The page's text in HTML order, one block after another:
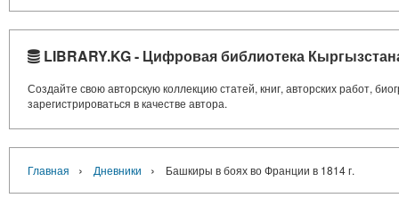
LIBRARY.KG - Цифровая библиотека
Создайте свою авторскую коллекцию статей, книг, авторских работ,
зарегистрироваться в качестве автора.
Главная › Дневники › Башкиры в боях во Франции в 1814 г.